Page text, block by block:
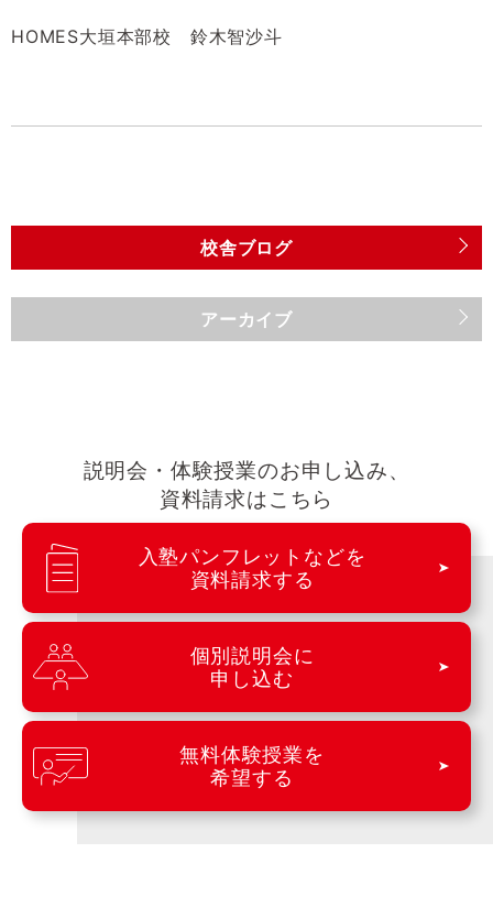
HOMES大垣本部校 鈴木智沙斗
校舎ブログ
アーカイブ
説明会・体験授業のお申し込み、
資料請求はこちら
入塾パンフレットなどを
資料請求する
個別説明会に
申し込む
無料体験授業を
希望する